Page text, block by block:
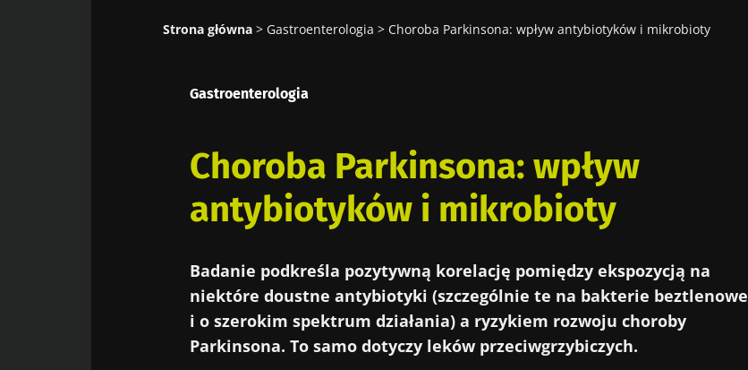
Strona główna Gastroenterologia Choroba Parkinsona: wpływ antybiotyków i mikrobioty
Gastroenterologia
Choroba Parkinsona: wpływ
antybiotyków i mikrobioty
Badanie podkreśla pozytywną korelację pomiędzy ekspozycją na
niektóre doustne antybiotyki (szczególnie te na bakterie beztlenowe
i o szerokim spektrum działania) a ryzykiem rozwoju choroby
Parkinsona. To samo dotyczy leków przeciwgrzybiczych.